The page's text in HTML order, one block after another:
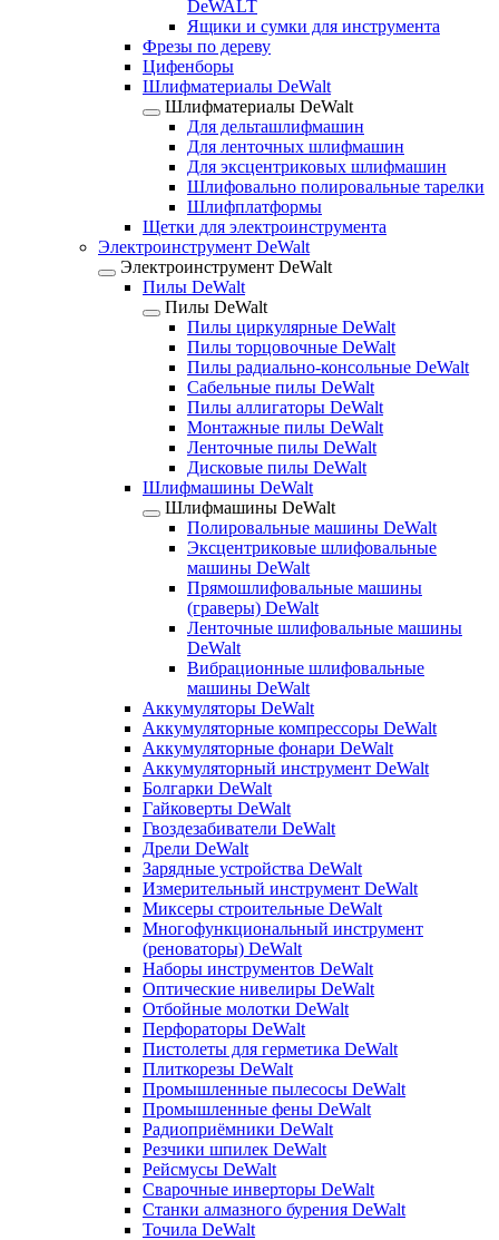
DeWALT
Ящики и сумки для инструмента
Фрезы по дереву
Цифенборы
Шлифматериалы DeWalt
Шлифматериалы DeWalt
Для дельташлифмашин
Для ленточных шлифмашин
Для эксцентриковых шлифмашин
Шлифовально полировальные тарелки
Шлифплатформы
Щетки для электроинструмента
Электроинструмент DeWalt
Электроинструмент DeWalt
Пилы DeWalt
Пилы DeWalt
Пилы циркулярные DeWalt
Пилы торцовочные DeWalt
Пилы радиально-консольные DeWalt
Сабельные пилы DeWalt
Пилы аллигаторы DeWalt
Монтажные пилы DeWalt
Ленточные пилы DeWalt
Дисковые пилы DeWalt
Шлифмашины DeWalt
Шлифмашины DeWalt
Полировальные машины DeWalt
Эксцентриковые шлифовальные
машины DeWalt
Прямошлифовальные машины
(граверы) DeWalt
Ленточные шлифовальные машины
DeWalt
Вибрационные шлифовальные
машины DeWalt
Аккумуляторы DeWalt
Аккумуляторные компрессоры DeWalt
Аккумуляторные фонари DeWalt
Аккумуляторный инструмент DeWalt
Болгарки DeWalt
Гайковерты DeWalt
Гвоздезабиватели DeWalt
Дрели DeWalt
Зарядные устройства DeWalt
Измерительный инструмент DeWalt
Миксеры строительные DeWalt
Многофункциональный инструмент
(реноваторы) DeWalt
Наборы инструментов DeWalt
Оптические нивелиры DeWalt
Отбойные молотки DeWalt
Перфораторы DeWalt
Пистолеты для герметика DeWalt
Плиткорезы DeWalt
Промышленные пылесосы DeWalt
Промышленные фены DeWalt
Радиоприёмники DeWalt
Резчики шпилек DeWalt
Рейсмусы DeWalt
Сварочные инверторы DeWalt
Станки алмазного бурения DeWalt
Точила DeWalt